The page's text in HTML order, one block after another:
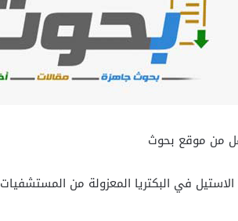
من موقع بحوث
في البكتريا المعزولة من المستشفيات